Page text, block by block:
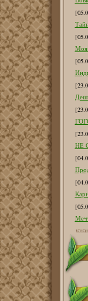
Моя
НЕ